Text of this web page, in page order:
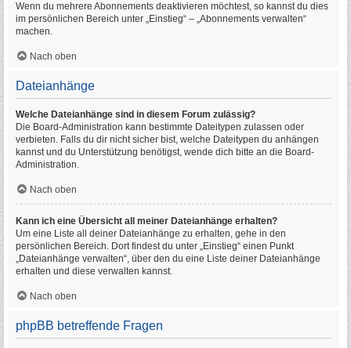
Wenn du mehrere Abonnements deaktivieren möchtest, so kannst du dies
im persönlichen Bereich unter „Einstieg“ – „Abonnements verwalten“
machen.
Nach oben
Dateianhänge
Welche Dateianhänge sind in diesem Forum zulässig?
Die Board-Administration kann bestimmte Dateitypen zulassen oder
verbieten. Falls du dir nicht sicher bist, welche Dateitypen du anhängen
kannst und du Unterstützung benötigst, wende dich bitte an die Board-
Administration.
Nach oben
Kann ich eine Übersicht all meiner Dateianhänge erhalten?
Um eine Liste all deiner Dateianhänge zu erhalten, gehe in den
persönlichen Bereich. Dort findest du unter „Einstieg“ einen Punkt
„Dateianhänge verwalten“, über den du eine Liste deiner Dateianhänge
erhalten und diese verwalten kannst.
Nach oben
phpBB betreffende Fragen